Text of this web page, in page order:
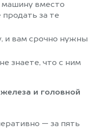
вместо
за те
и вам срочно нужны
знаете, что с ним
и головной
— за пять